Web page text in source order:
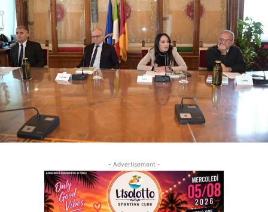
- Advertisement -